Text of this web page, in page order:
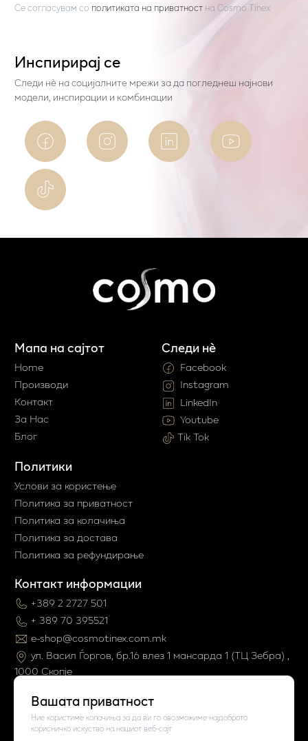
Вашата приватност
Ние користиме колачиња за да ви го овозможиме најдоброто
корисничко искуство на нашиот веб-сајт
Се согласувам со политиката на приватност на Cosmo Tinex
Инспирирај се
Следи нѐ на социјалните мрежи за да погледнеш најнови
модели, инспирации и комбинации
Мапа на сајтот
Home
Производи
Контакт
За Нас
Блог
Политики
Услови за користење
Политика за приватност
Политика за колачиња
Политика за достава
Политика за рефундирање
Контакт информации
+389 2 2727 501
+ 389 70 395521
e-shop@cosmotinex.com.mk
ул. Васил Ѓоргов, бр.16 влез 1 мaнсарда 1 (ТЦ Зебра) ,
1000 Скопје
Следи нè
Facebook
Instagram
LinkedIn
Youtube
Tik Tok